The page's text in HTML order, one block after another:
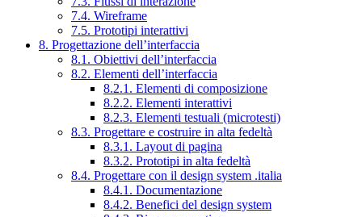
7.4. Wireframe
7.5. Prototipi interattivi
8. Progettazione dell’interfaccia
8.1. Obiettivi dell’interfaccia
8.2. Elementi dell’interfaccia
8.2.1. Elementi di composizione
8.2.2. Elementi interattivi
8.2.3. Elementi testuali (microtesti)
8.3. Progettare e costruire in alta fedeltà
8.3.1. Layout di pagina
8.3.2. Prototipi in alta fedeltà
8.4. Progettare con il design system .italia
8.4.1. Documentazione
8.4.2. Benefici del design system